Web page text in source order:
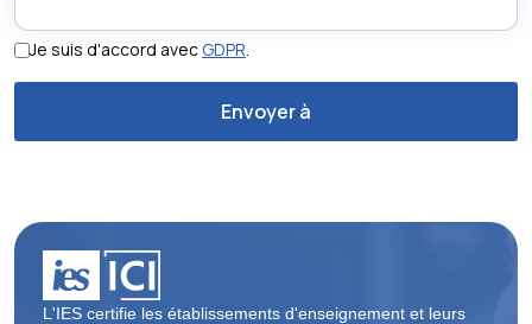
Je suis d'accord avecGDPR.
L'IES certifie les établissements d'enseignement et leurs